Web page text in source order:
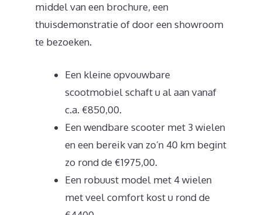
middel van een brochure, een
thuisdemonstratie of door een showroom
te bezoeken.
Een kleine opvouwbare
scootmobiel schaft u al aan vanaf
c.a. €850,00.
Een wendbare scooter met 3 wielen
en een bereik van zo’n 40 km begint
zo rond de €1975,00.
Een robuust model met 4 wielen
met veel comfort kost u rond de